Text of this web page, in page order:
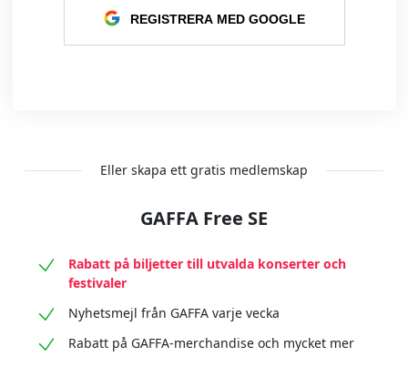
REGISTRERA MED GOOGLE
Eller skapa ett gratis medlemskap
GAFFA Free SE
Rabatt på biljetter till utvalda konserter och
festivaler
Nyhetsmejl från GAFFA varje vecka
Rabatt på GAFFA-merchandise och mycket mer